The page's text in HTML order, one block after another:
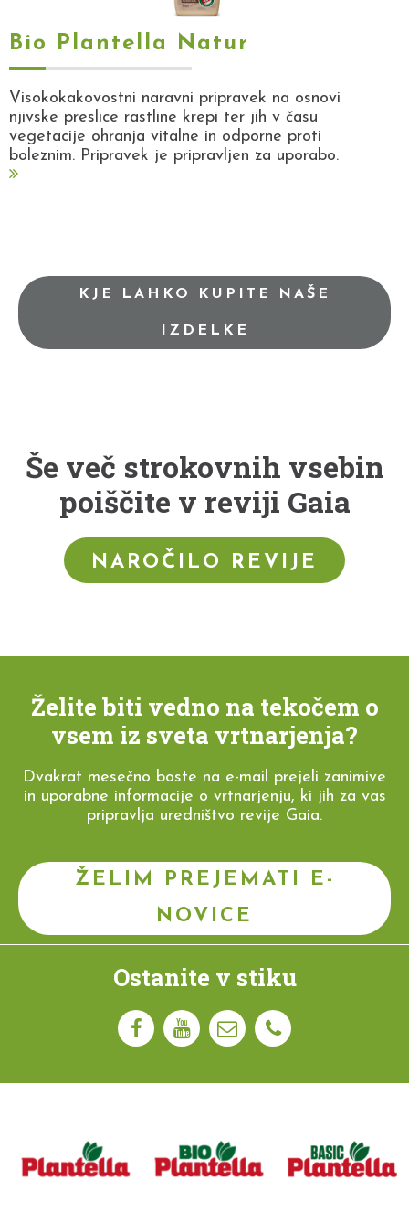
Bio Plantella Natur
Visokokakovostni naravni pripravek na osnovi
njivske preslice rastline krepi ter jih v času
vegetacije ohranja vitalne in odporne proti
boleznim. Pripravek je pripravljen za uporabo.
KJE LAHKO KUPITE NAŠE
IZDELKE
Še več strokovnih vsebin
poiščite v reviji Gaia
NAROČILO REVIJE
Želite biti vedno na tekočem o
vsem iz sveta vrtnarjenja?
Dvakrat mesečno boste na e-mail prejeli zanimive
in uporabne informacije o vrtnarjenju, ki jih za vas
pripravlja uredništvo revije Gaia.
ŽELIM PREJEMATI E-
NOVICE
Ostanite v stiku